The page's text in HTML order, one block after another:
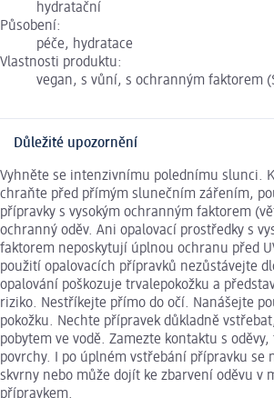
hydratační
Působení:
péče, hydratace
Vlastnosti produktu:
vegan, s vůní, s ochranným faktorem
Důležité upozornění
Vyhněte se intenzivnímu polednímu slunci.
chraňte před přímým slunečním zářením,
přípravky s vysokým ochranným faktorem
ochranný oděv. Ani opalovací prostředky s
faktorem neposkytují úplnou ochranu před
použití opalovacích přípravků nezůstávejte
opalování poškozuje trvalepokožku a
riziko. Nestříkejte přímo do očí. Nanášejte
pokožku. Nechte přípravek důkladně
pobytem ve vodě. Zamezte kontaktu s
povrchy. I po úplném vstřebání přípravku se
skvrny nebo může dojít ke zbarvení oděvu v
přípravkem.